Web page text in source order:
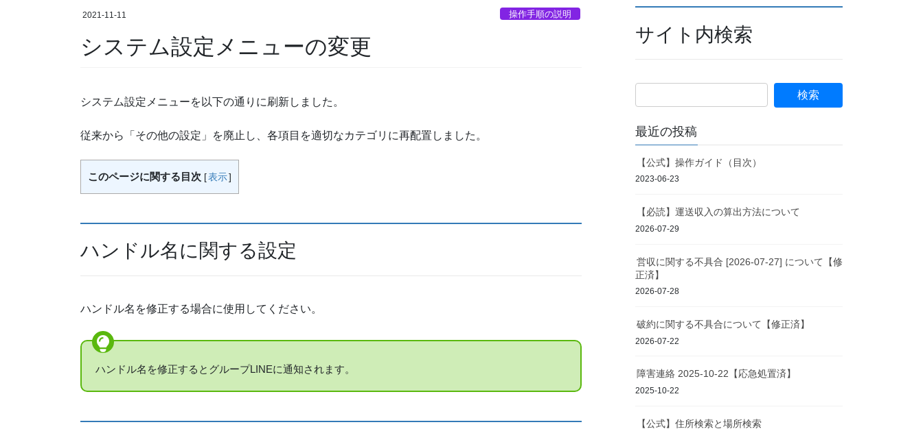
2021-11-11 操作手順の説明
システム設定メニューの変更
システム設定メニューを以下の通りに刷新しました。
従来から「その他の設定」を廃止し、各項目を適切なカテゴリに再配置しました。
このページに関する目次 [表示]
ハンドル名に関する設定
ハンドル名を修正する場合に使用してください。
ハンドル名を修正するとグループLINEに通知されます。
サイト内検索
最近の投稿
【公式】操作ガイド（目次）
2023-06-23
【必読】運送収入の算出方法について
2026-07-29
営収に関する不具合 [2026-07-27] について【修
正済】
2026-07-28
破約に関する不具合について【修正済】
2026-07-22
障害連絡 2025-10-22【応急処置済】
2025-10-22
【公式】住所検索と場所検索